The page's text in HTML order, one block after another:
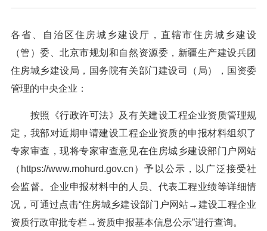
各省、自治区住房城乡建设厅，直辖市住房城乡建设
（管）委、北京市规划和自然资源委，新疆生产建设兵团
住房城乡建设局，国务院有关部门建设司（局），国资委
管理的中央企业：
按照《行政许可法》及有关建设工程企业资质管理规
定，我部对近期申请建设工程企业资质的申报材料组织了
专家审查，现将专家审查意见在住房城乡建设部门户网站
（https://www.mohurd.gov.cn）予以公示，以广泛接受社
会监督。企业申报材料中的人员、代表工程业绩等详细情
况，可通过点击“住房城乡建设部门户网站→建设工程企业
资质行政审批专栏→资质申报基本信息公示”进行查询。